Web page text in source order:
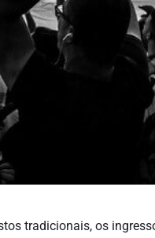
tradicionais, os